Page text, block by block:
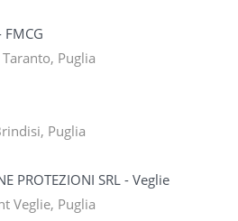
Puglia
Puglia
PROTEZIONI SRL - Veglie
Veglie, Puglia